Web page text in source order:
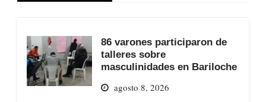
86 varones participaron de
talleres sobre
masculinidades en Bariloche
agosto 8, 2026